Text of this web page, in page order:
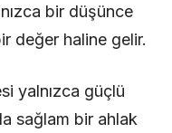
bir düşünce
değer haline gelir.
yalnızca güçlü
sağlam bir ahlak